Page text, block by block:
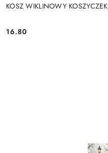
KOSZ WIKLINOWY KOSZYCZEK
Cena:
16.80